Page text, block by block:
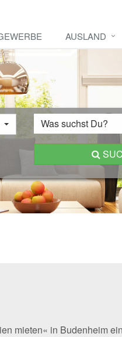
AUSLAND
Was suchst Du?
mieten« in Budenheim